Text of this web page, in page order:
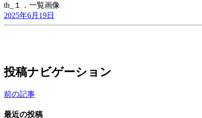
th_１．一覧画像
2025年6月19日
投稿ナビゲーション
前の記事
最近の投稿